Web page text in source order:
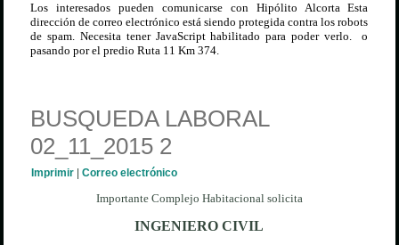
Los interesados pueden comunicarse con Hipólito AlcortaEsta
dirección de correo electrónico está siendo protegida contra los robots
de spam. Necesita tener JavaScript habilitado para poder verlo.o
pasando por el predio Ruta 11 Km 374.
BUSQUEDA LABORAL
02_11_2015 2
Imprimir |Correo electrónico
Importante Complejo Habitacional solicita
INGENIERO CIVIL